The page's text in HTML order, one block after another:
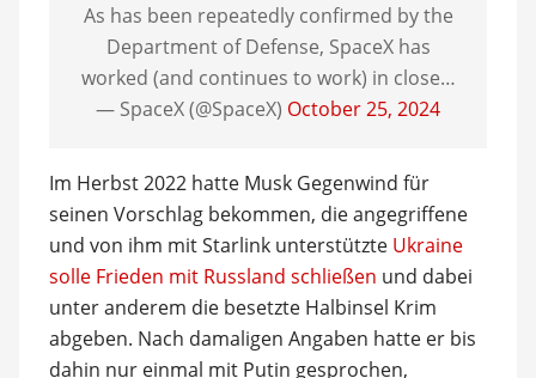
As has been repeatedly confirmed by the
Department of Defense, SpaceX has
worked (and continues to work) in close…
— SpaceX (@SpaceX) October 25, 2024
Im Herbst 2022 hatte Musk Gegenwind für
seinen Vorschlag bekommen, die angegriffene
und von ihm mit Starlink unterstützte Ukraine
solle Frieden mit Russland schließen und dabei
unter anderem die besetzte Halbinsel Krim
abgeben. Nach damaligen Angaben hatte er bis
dahin nur einmal mit Putin gesprochen,